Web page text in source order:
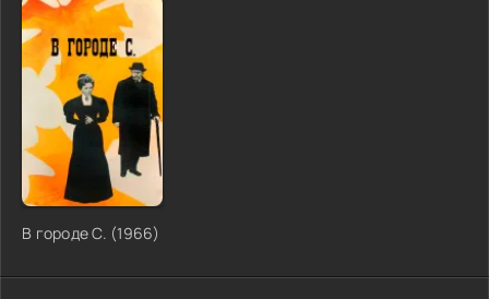
В городе С. (1966)